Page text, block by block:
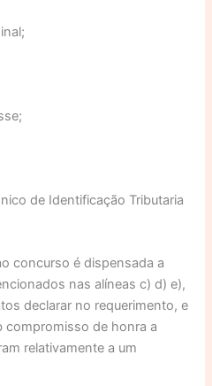
de Identificação Tributaria
concurso é dispensada a
nas alíneas c) d) e),
declarar no requerimento, e
compromisso de honra a
relativamente a um